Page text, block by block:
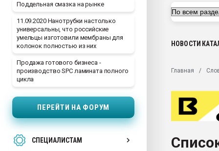
Поддельная смазка на рынке
11.09.2020 Нанотрубки настолько
универсальны, что российские
умельцы изготовили мембраны для
колонок полностью из них
Продажа готового бизнеса -
производство SPC ламината полного
цикла
ПЕРЕЙТИ НА ФОРУМ
СПЕЦИАЛИСТАМ
ближайшее
Подмосковье, Москва
первый план в
28.07.2026
ситуацией на
Всё, что касается
Материал поверхности
Продам отходы
НОВОСТИ
Главная